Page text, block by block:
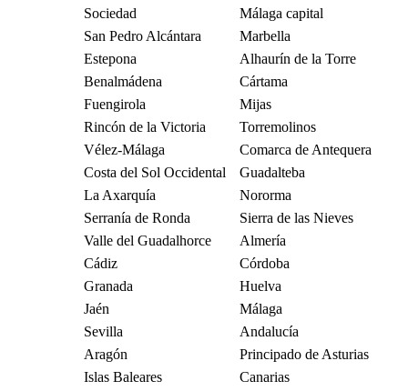
Sociedad
Málaga capital
San Pedro Alcántara
Marbella
Estepona
Alhaurín de la Torre
Benalmádena
Cártama
Fuengirola
Mijas
Rincón de la Victoria
Torremolinos
Vélez-Málaga
Comarca de Antequera
Costa del Sol Occidental
Guadalteba
La Axarquía
Nororma
Serranía de Ronda
Sierra de las Nieves
Valle del Guadalhorce
Almería
Cádiz
Córdoba
Granada
Huelva
Jaén
Málaga
Sevilla
Andalucía
Aragón
Principado de Asturias
Islas Baleares
Canarias